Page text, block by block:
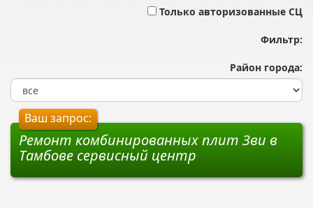
Только авторизованные СЦ
Фильтр:
Район города:
Ваш запрос:
Ремонт комбинированных плит Зви в
Тамбове сервисный центр